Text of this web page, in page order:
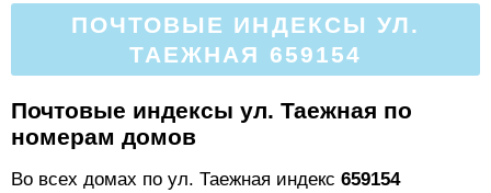
ПОЧТОВЫЕ ИНДЕКСЫ УЛ.
ТАЕЖНАЯ 659154
Почтовые индексы ул. Таежная по
номерам домов
Во всех домах по ул. Таежная индекс 659154